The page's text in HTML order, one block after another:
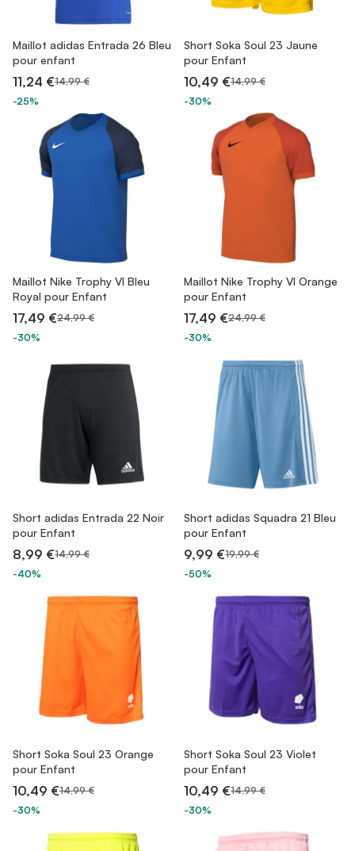
Maillot adidas Entrada 26 Bleu
pour enfant
11,24 €14,99 €
-25%
Short Soka Soul 23 Jaune
pour Enfant
10,49 €14,99 €
-30%
Maillot Nike Trophy VI Bleu
Royal pour Enfant
17,49 €24,99 €
-30%
Maillot Nike Trophy VI Orange
pour Enfant
17,49 €24,99 €
-30%
Short adidas Entrada 22 Noir
pour Enfant
8,99 €14,99 €
-40%
Short adidas Squadra 21 Bleu
pour Enfant
9,99 €19,99 €
-50%
Short Soka Soul 23 Orange
pour Enfant
10,49 €14,99 €
-30%
Short Soka Soul 23 Violet
pour Enfant
10,49 €14,99 €
-30%